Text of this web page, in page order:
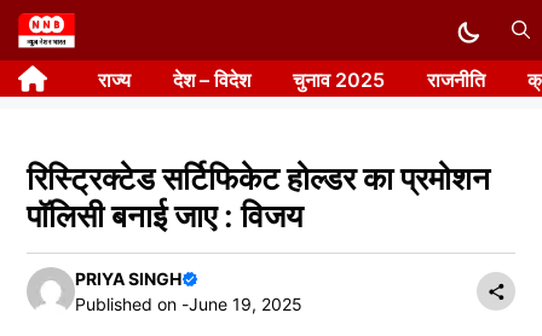
Skip
to
content राज्य देश – विदेश चुनाव 2025 राजनीति
रिस्ट्रिक्टेड सर्टिफिकेट होल्डर का प्रमोशन
पॉलिसी बनाई जाए : विजय
PRIYA SINGH
Published on -June 19, 2025